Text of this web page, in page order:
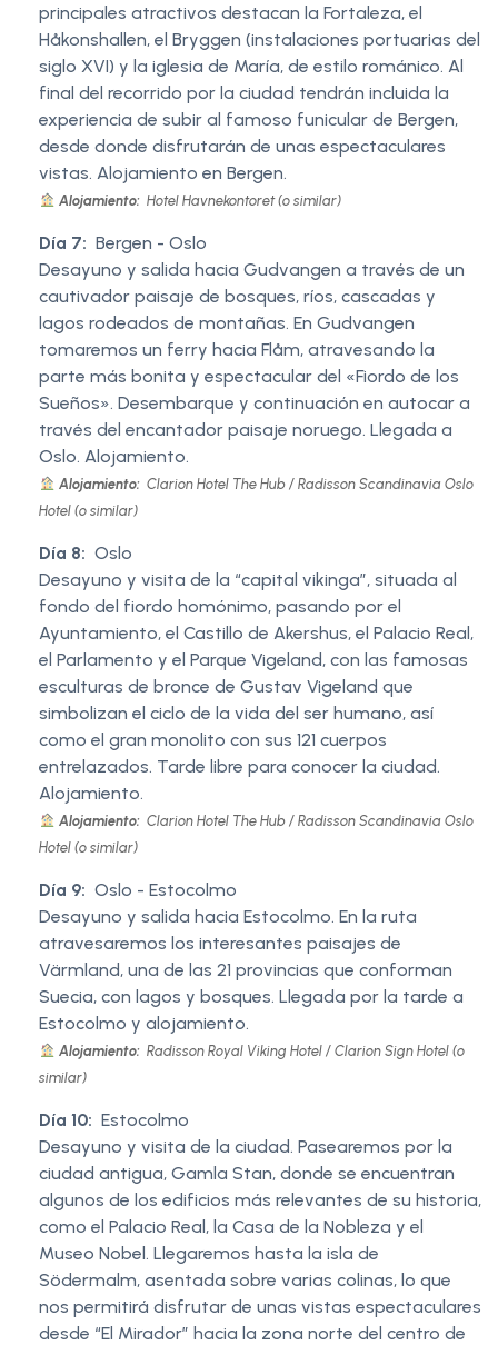
principales atractivos destacan la Fortaleza, el
Håkonshallen, el Bryggen (instalaciones portuarias del
siglo XVI) y la iglesia de María, de estilo románico. Al
final del recorrido por la ciudad tendrán incluida la
experiencia de subir al famoso funicular de Bergen,
desde donde disfrutarán de unas espectaculares
vistas. Alojamiento en Bergen.
Alojamiento: Hotel Havnekontoret (o similar)
Día 7: Bergen - Oslo
Desayuno y salida hacia Gudvangen a través de un
cautivador paisaje de bosques, ríos, cascadas y
lagos rodeados de montañas. En Gudvangen
tomaremos un ferry hacia Flåm, atravesando la
parte más bonita y espectacular del «Fiordo de los
Sueños». Desembarque y continuación en autocar a
través del encantador paisaje noruego. Llegada a
Oslo. Alojamiento.
Alojamiento: Clarion Hotel The Hub / Radisson Scandinavia Oslo
Hotel (o similar)
Día 8: Oslo
Desayuno y visita de la “capital vikinga”, situada al
fondo del fiordo homónimo, pasando por el
Ayuntamiento, el Castillo de Akershus, el Palacio Real,
el Parlamento y el Parque Vigeland, con las famosas
esculturas de bronce de Gustav Vigeland que
simbolizan el ciclo de la vida del ser humano, así
como el gran monolito con sus 121 cuerpos
entrelazados. Tarde libre para conocer la ciudad.
Alojamiento.
Alojamiento: Clarion Hotel The Hub / Radisson Scandinavia Oslo
Hotel (o similar)
Día 9: Oslo - Estocolmo
Desayuno y salida hacia Estocolmo. En la ruta
atravesaremos los interesantes paisajes de
Värmland, una de las 21 provincias que conforman
Suecia, con lagos y bosques. Llegada por la tarde a
Estocolmo y alojamiento.
Alojamiento: Radisson Royal Viking Hotel / Clarion Sign Hotel (o
similar)
Día 10: Estocolmo
Desayuno y visita de la ciudad. Pasearemos por la
ciudad antigua, Gamla Stan, donde se encuentran
algunos de los edificios más relevantes de su historia,
como el Palacio Real, la Casa de la Nobleza y el
Museo Nobel. Llegaremos hasta la isla de
Södermalm, asentada sobre varias colinas, lo que
nos permitirá disfrutar de unas vistas espectaculares
desde “El Mirador” hacia la zona norte del centro de